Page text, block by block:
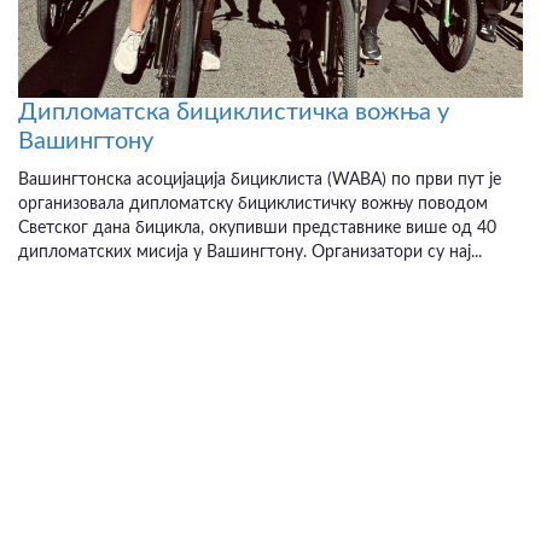
Дипломатска бициклистичка вожња у
Вашингтону
Вашингтонска асоцијација бициклиста (WABA) по први пут је
организовала дипломатску бициклистичку вожњу поводом
Светског дана бицикла, окупивши представнике више од 40
дипломатских мисија у Вашингтону. Организатори су нај...